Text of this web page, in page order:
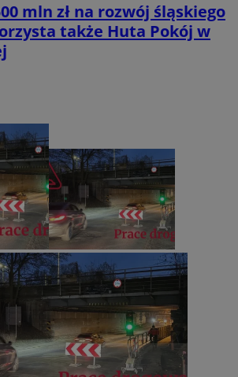
mln zł na rozwój śląskiego
także Huta Pokój w